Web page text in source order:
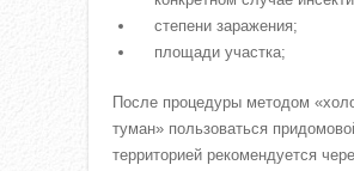
степени заражения;
площади участка;
После процедуры методом
туман» пользоваться
территорией рекомендуется